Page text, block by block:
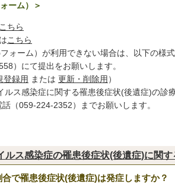
ーム）＞
こちら
こちら
ーム）が利用できない場合は、以下の様式
）にて提出をお願いします。
登録用 または 更新・削除用 ）
ス感染症に関する罹患後症状(後遺症)の診
059-224-2352）までお願いします。
ルス感染症の罹患後症状(後遺症)に関す
で罹患後症状(後遺症)は発症しますか？